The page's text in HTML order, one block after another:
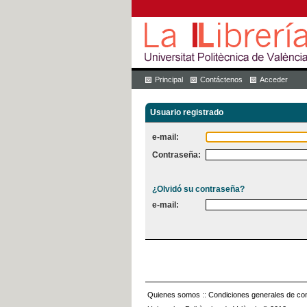
Principal Contáctenos Acceder
Usuario registrado
e-mail:
Contraseña:
¿Olvidó su contraseña?
e-mail:
Quienes somos :: Condiciones generales de